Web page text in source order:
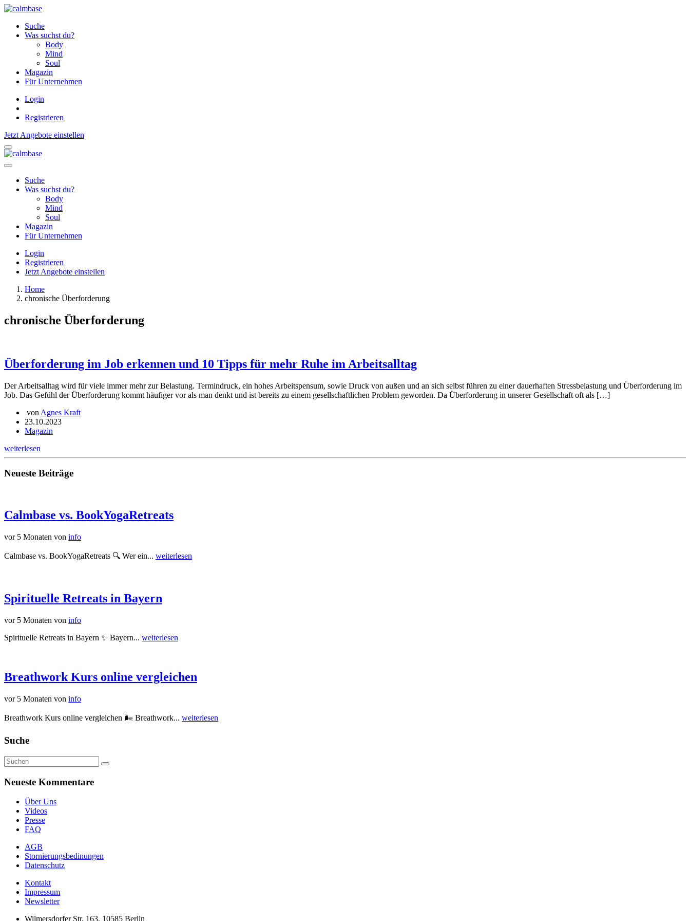
Suche
Was suchst du?
Body
Mind
Soul
Magazin
Für Unternehmen
Login
Registrieren
Jetzt Angebote einstellen
Suche
Was suchst du?
Body
Mind
Soul
Magazin
Für Unternehmen
Login
Registrieren
Jetzt Angebote einstellen
Home
chronische Überforderung
chronische Überforderung
Überforderung im Job erkennen und 10 Tipps für mehr Ruhe im Arbeitsalltag
Der Arbeitsalltag wird für viele immer mehr zur Belastung. Termindruck, ein hohes Arbeitspensum, sowie Druck von außen und an sich selbst führen zu einer dauerhaften Stressbelastung und Überforderung im
Job. Das Gefühl der Überforderung kommt häufiger vor als man denkt und ist bereits zu einem gesellschaftlichen Problem geworden. Da Überforderung in unserer Gesellschaft oft als […]
von Agnes Kraft
23.10.2023
Magazin
weiterlesen
Neueste Beiträge
Calmbase vs. BookYogaRetreats
vor 5 Monaten von info
Calmbase vs. BookYogaRetreats 🔍 Wer ein... weiterlesen
Spirituelle Retreats in Bayern
vor 5 Monaten von info
Spirituelle Retreats in Bayern ✨ Bayern... weiterlesen
Breathwork Kurs online vergleichen
vor 5 Monaten von info
Breathwork Kurs online vergleichen 🌬️ Breathwork... weiterlesen
Suche
Neueste Kommentare
Über Uns
Videos
Presse
FAQ
AGB
Stornierungsbedinungen
Datenschutz
Kontakt
Impressum
Newsletter
Wilmersdorfer Str. 163, 10585 Berlin